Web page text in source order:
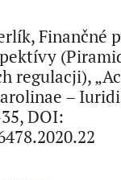
Finančné
regulacji),
–
DOI: